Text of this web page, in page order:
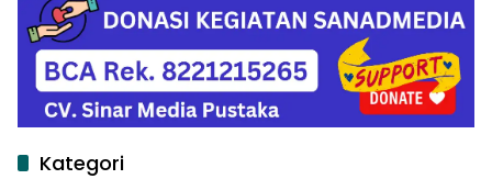
Kategori